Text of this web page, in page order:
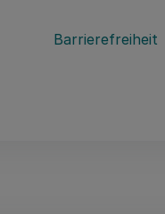
Barrierefreiheit